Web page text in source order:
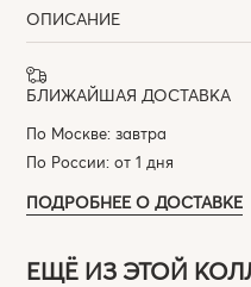
ОПИСАНИЕ
БЛИЖАЙШАЯ ДОСТАВКА
По Москве: завтра
По России: от 1 дня
ПОДРОБНЕЕ О ДОСТАВКЕ
ЕЩЁ ИЗ ЭТОЙ